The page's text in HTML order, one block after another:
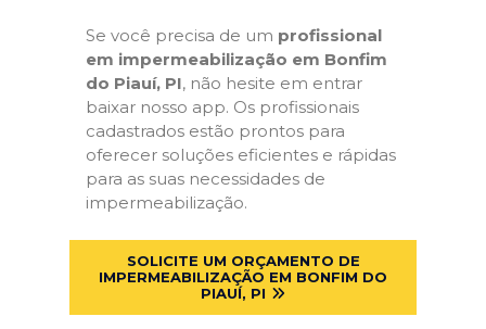
Se você precisa de um profissional
em impermeabilização em Bonfim
do Piauí, PI, não hesite em entrar
baixar nosso app. Os profissionais
cadastrados estão prontos para
oferecer soluções eficientes e rápidas
para as suas necessidades de
impermeabilização.
SOLICITE UM ORÇAMENTO DE
IMPERMEABILIZAÇÃO EM BONFIM DO
PIAUÍ, PI